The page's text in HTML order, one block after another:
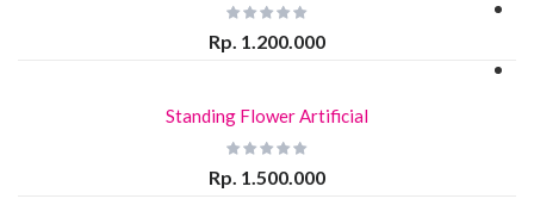
Rp. 1.200.000
Standing Flower Artificial
Rp. 1.500.000